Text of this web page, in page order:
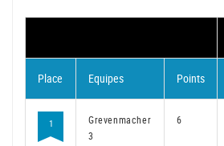
Place Equipes Points
1
Grevenmacher
3
6